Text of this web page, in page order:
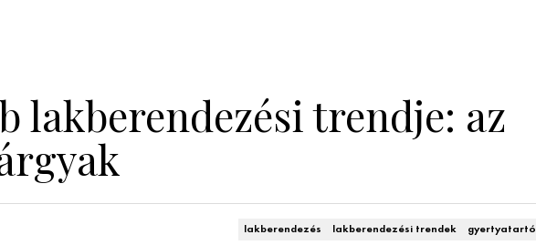
lakberendezési trendje: az
lakberendezés lakberendezési trendek gyertyatartó